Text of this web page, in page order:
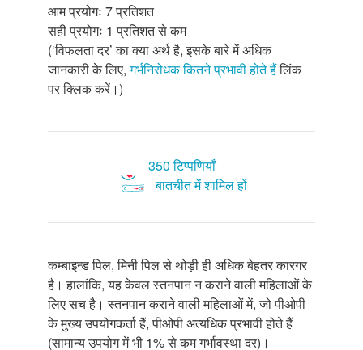
आम प्रयोगः 7 प्रतिशत
सही प्रयोगः 1 प्रतिशत से कम
(‘विफलता दर’ का क्या अर्थ है, इसके बारे में अधिक
जानकारी के लिए,गर्भनिरोधक कितने प्रभावी होते हैंलिंक
पर क्लिक करें।)
350 टिप्पणियाँ
बातचीत में शामिल हों
कम्बाइन्ड पिल, मिनी पिल से थोड़ी ही अधिक बेहतर कारगर
है। हालांकि, यह केवल स्तनपान न कराने वाली महिलाओं के
लिए सच है। स्तनपान कराने वाली महिलाओं में, जो पीओपी
के मुख्य उपयोगकर्ता हैं, पीओपी अत्यधिक प्रभावी होते हैं
(सामान्य उपयोग में भी 1% से कम गर्भावस्था दर)।